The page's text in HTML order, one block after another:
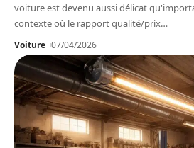
voiture est devenu aussi délicat
contexte où le rapport qualité/prix…
Voiture 07/04/2026